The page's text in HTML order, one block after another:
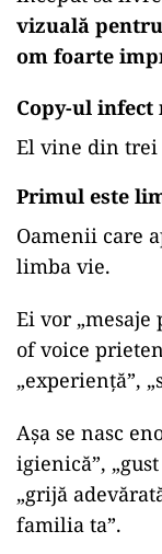
vizuală
om foarte
Copy-ul infect
El vine din trei
Primul este
Oamenii care
limba vie.
Ei vor „mesaje
of voice
„experiență”,
Așa se nasc
igienică”,
„grijă
familia ta”.